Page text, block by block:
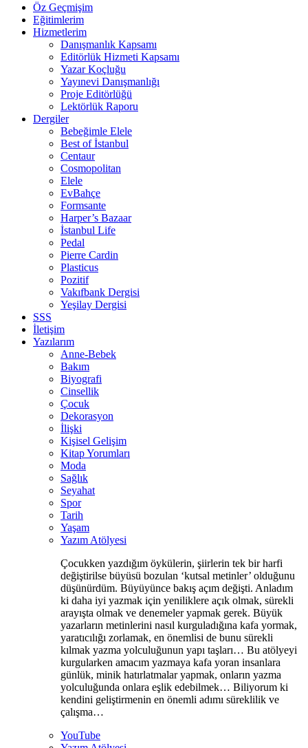
Öz Geçmişim
Eğitimlerim
Hizmetlerim
Danışmanlık Kapsamı
Editörlük Hizmeti Kapsamı
Yazar Koçluğu
Yayınevi Danışmanlığı
Proje Editörlüğü
Lektörlük Raporu
Dergiler
Bebeğimle Elele
Best of İstanbul
Centaur
Cosmopolitan
Elele
EvBahçe
Formsante
Harper’s Bazaar
İstanbul Life
Pedal
Pierre Cardin
Plasticus
Pozitif
Vakıfbank Dergisi
Yeşilay Dergisi
SSS
İletişim
Yazılarım
Anne-Bebek
Bakım
Biyografi
Cinsellik
Çocuk
Dekorasyon
İlişki
Kişisel Gelişim
Kitap Yorumları
Moda
Sağlık
Seyahat
Spor
Tarih
Yaşam
Yazım Atölyesi
Çocukken yazdığım öykülerin, şiirlerin tek bir harfi
değiştirilse büyüsü bozulan ‘kutsal metinler’ olduğunu
düşünürdüm. Büyüyünce bakış açım değişti. Anladım
ki daha iyi yazmak için yeniliklere açık olmak, sürekli
arayışta olmak ve denemeler yapmak gerek. Büyük
yazarların metinlerini nasıl kurguladığına kafa yormak,
yaratıcılığı zorlamak, en önemlisi de bunu sürekli
kılmak yazma yolculuğunun yapı taşları… Bu atölyeyi
kurgularken amacım yazmaya kafa yoran insanlara
günlük, minik hatırlatmalar yapmak, onların yazma
yolculuğunda onlara eşlik edebilmek… Biliyorum ki
kendini geliştirmenin en önemli adımı süreklilik ve
çalışma…
YouTube